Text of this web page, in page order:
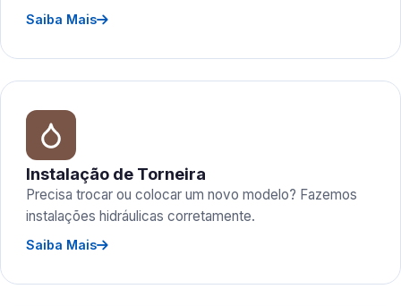
Saiba Mais
Instalação de Torneira
Precisa trocar ou colocar um novo modelo? Fazemos
instalações hidráulicas corretamente.
Saiba Mais